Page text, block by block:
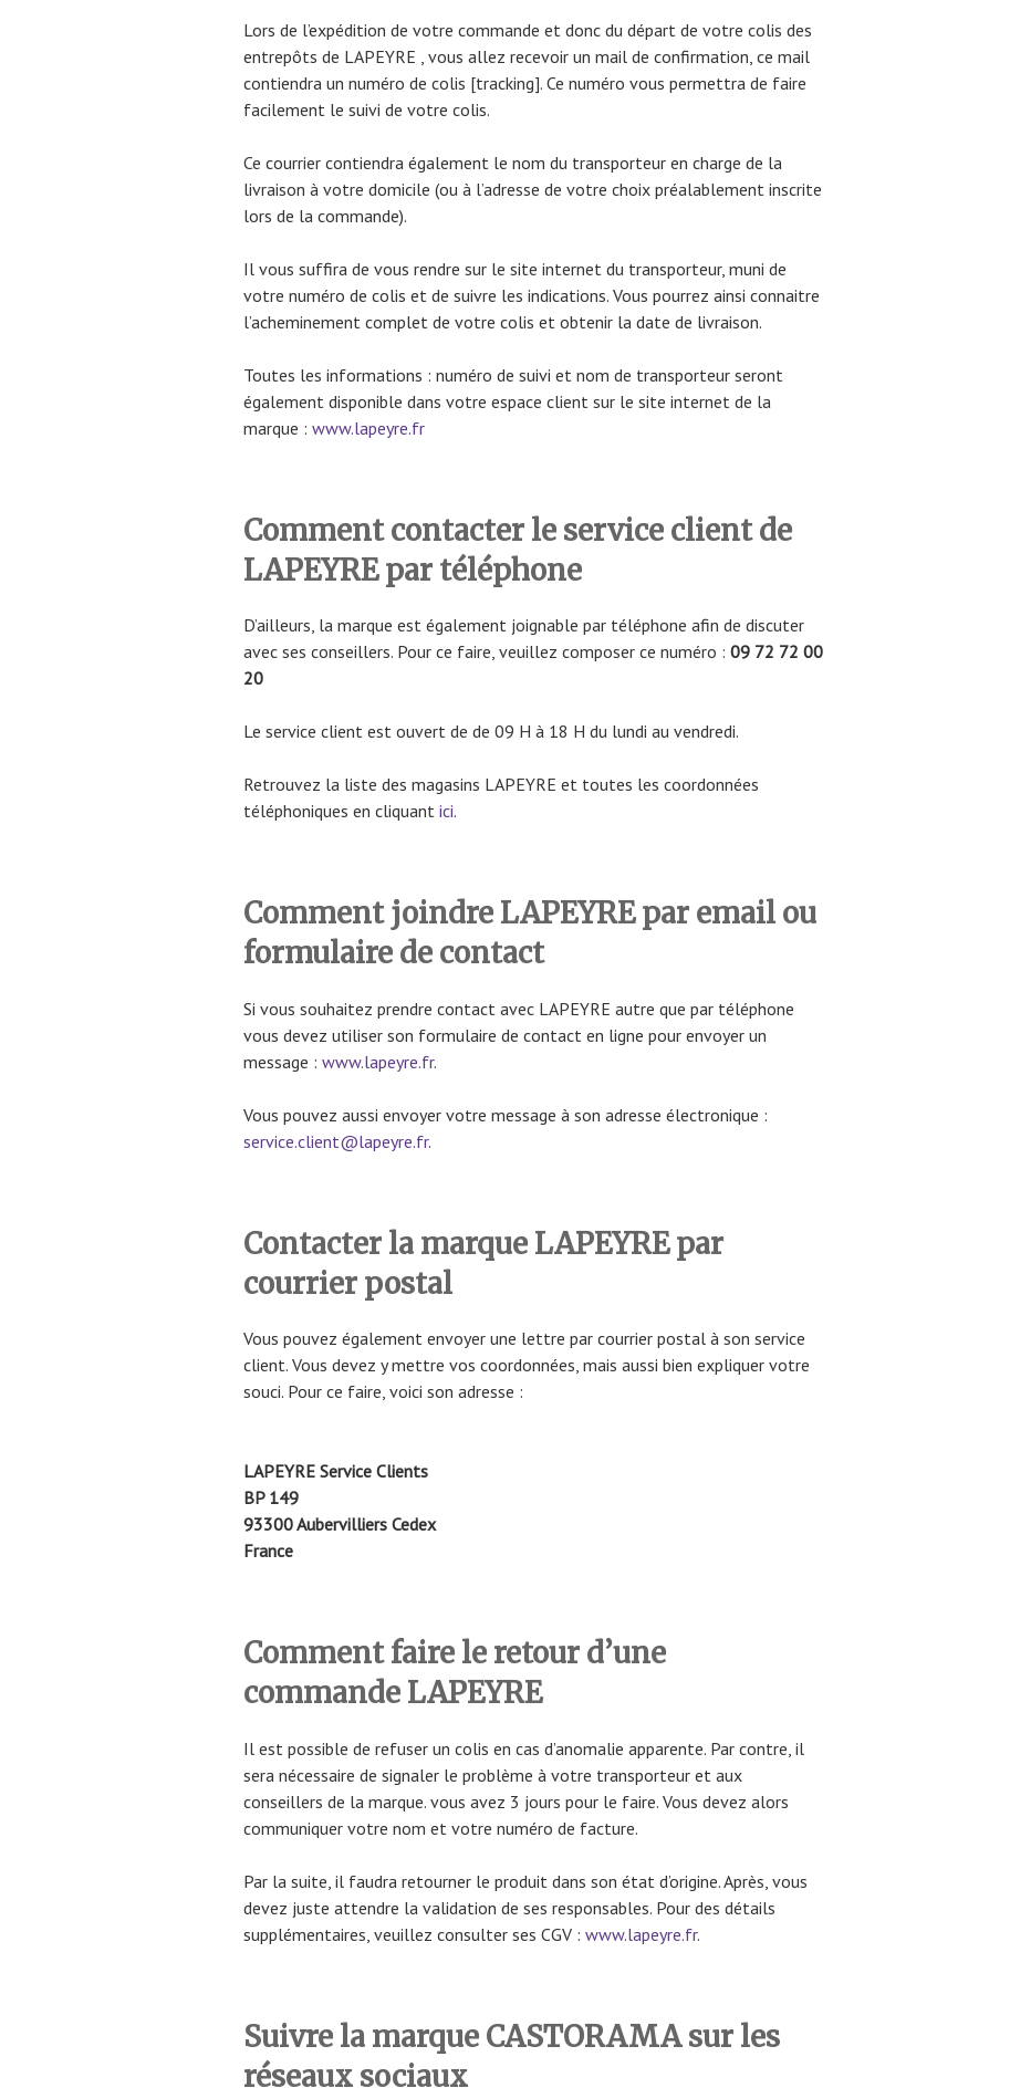
Lors de l’expédition de votre commande et donc du départ de votre colis des
entrepôts de LAPEYRE , vous allez recevoir un mail de confirmation, ce mail
contiendra un numéro de colis [tracking]. Ce numéro vous permettra de faire
facilement le suivi de votre colis.
Ce courrier contiendra également le nom du transporteur en charge de la
livraison à votre domicile (ou à l’adresse de votre choix préalablement inscrite
lors de la commande).
Il vous suffira de vous rendre sur le site internet du transporteur, muni de
votre numéro de colis et de suivre les indications. Vous pourrez ainsi connaitre
l’acheminement complet de votre colis et obtenir la date de livraison.
Toutes les informations : numéro de suivi et nom de transporteur seront
également disponible dans votre espace client sur le site internet de la
marque : www.lapeyre.fr
Comment contacter le service client de
LAPEYRE par téléphone
D’ailleurs, la marque est également joignable par téléphone afin de discuter
avec ses conseillers. Pour ce faire, veuillez composer ce numéro : 09 72 72 00
20
Le service client est ouvert de de 09 H à 18 H du lundi au vendredi.
Retrouvez la liste des magasins LAPEYRE et toutes les coordonnées
téléphoniques en cliquant ici.
Comment joindre LAPEYRE par email ou
formulaire de contact
Si vous souhaitez prendre contact avec LAPEYRE autre que par téléphone
vous devez utiliser son formulaire de contact en ligne pour envoyer un
message : www.lapeyre.fr.
Vous pouvez aussi envoyer votre message à son adresse électronique :
service.client@lapeyre.fr.
Contacter la marque LAPEYRE par
courrier postal
Vous pouvez également envoyer une lettre par courrier postal à son service
client. Vous devez y mettre vos coordonnées, mais aussi bien expliquer votre
souci. Pour ce faire, voici son adresse :
LAPEYRE Service Clients
BP 149
93300 Aubervilliers Cedex
France
Comment faire le retour d’une
commande LAPEYRE
Il est possible de refuser un colis en cas d’anomalie apparente. Par contre, il
sera nécessaire de signaler le problème à votre transporteur et aux
conseillers de la marque. vous avez 3 jours pour le faire. Vous devez alors
communiquer votre nom et votre numéro de facture.
Par la suite, il faudra retourner le produit dans son état d’origine. Après, vous
devez juste attendre la validation de ses responsables. Pour des détails
supplémentaires, veuillez consulter ses CGV : www.lapeyre.fr.
Suivre la marque CASTORAMA sur les
réseaux sociaux